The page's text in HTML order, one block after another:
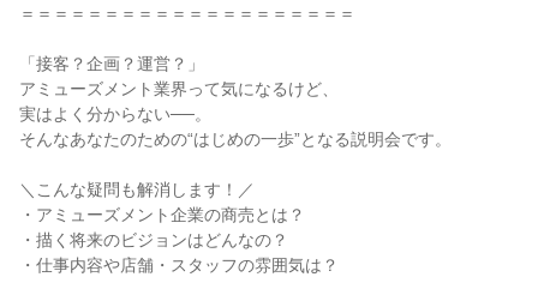
＝＝＝＝＝＝＝＝＝＝＝＝＝＝＝＝＝＝＝＝
「接客？企画？運営？」
アミューズメント業界って気になるけど、
実はよく分からない──。
そんなあなたのための“はじめの一歩”となる説明会です。
＼こんな疑問も解消します！／
・アミューズメント企業の商売とは？
・描く将来のビジョンはどんなの？
・仕事内容や店舗・スタッフの雰囲気は？